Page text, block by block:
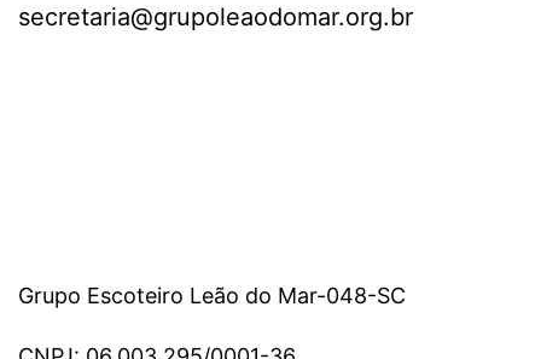
secretaria@grupoleaodomar.org.br
Grupo Escoteiro Leão do Mar-048-SC